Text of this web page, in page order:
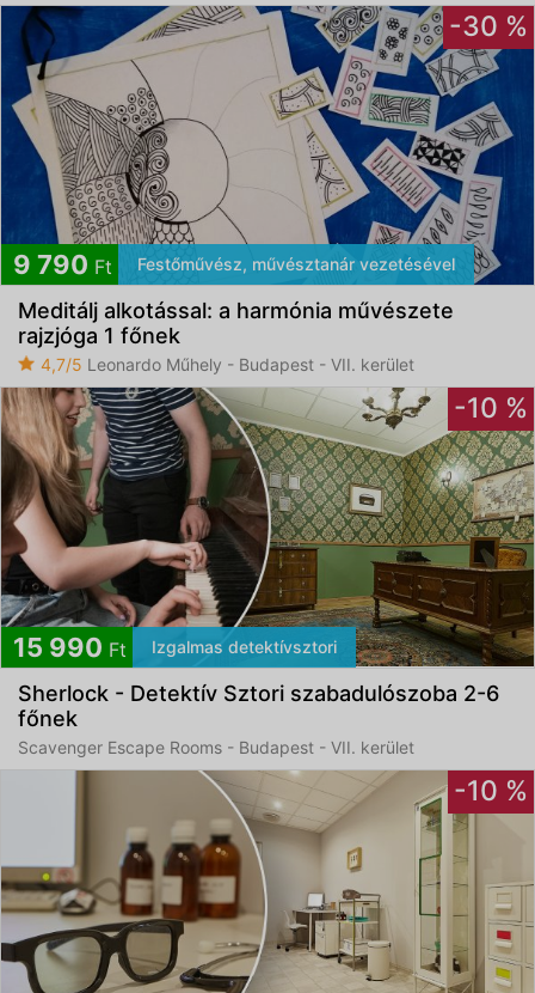
-30 %
9 790 Ft Festőművész, művésztanár vezetésével
Meditálj alkotással: a harmónia művészete
rajzjóga 1 főnek
4,7/5 Leonardo Műhely - Budapest - VII. kerület
-10 %
15 990 Ft Izgalmas detektívsztori
Sherlock - Detektív Sztori szabadulószoba 2-6
főnek
Scavenger Escape Rooms - Budapest - VII. kerület
-10 %